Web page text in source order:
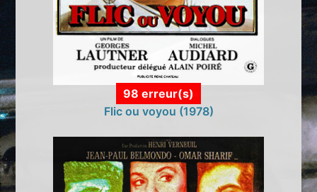
98 erreur(s)
Flic ou voyou (1978)